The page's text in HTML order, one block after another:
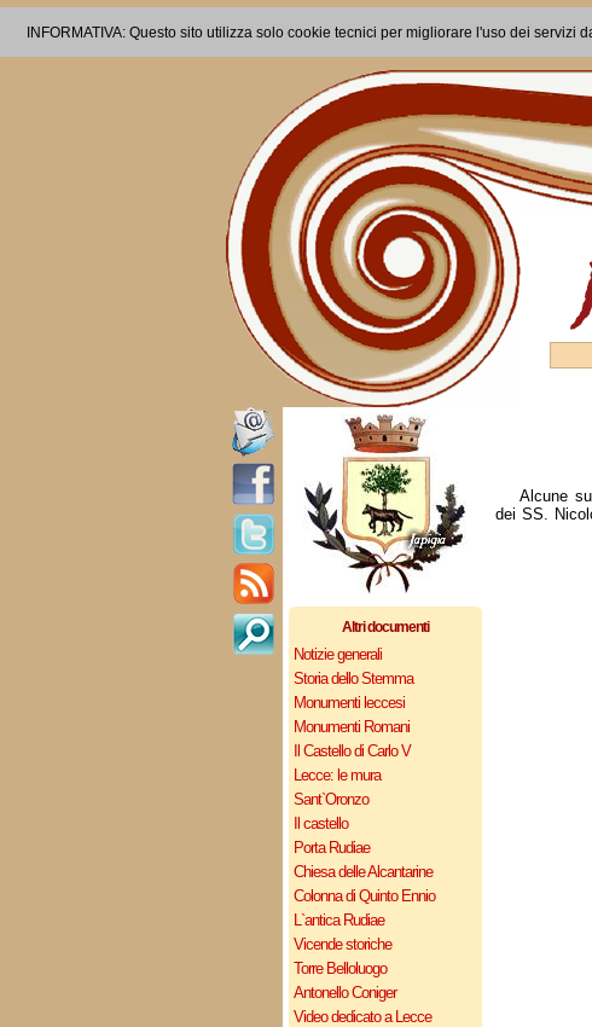
INFORMATIVA: Questo sito utilizza solo cookie tecnici per migliorare l'uso dei servizi
Altri documenti
Notizie generali
Storia dello Stemma
Monumenti leccesi
Monumenti Romani
Il Castello di Carlo V
Lecce: le mura
Sant`Oronzo
Il castello
Porta Rudiae
Chiesa delle Alcantarine
Colonna di Quinto Ennio
L`antica Rudiae
Vicende storiche
Torre Belloluogo
Antonello Coniger
Video dedicato a Lecce
Alcune
dei SS.